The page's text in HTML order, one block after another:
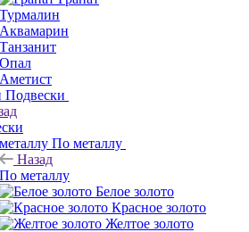
Турмалин
Аквамарин
Танзанит
Опал
Аметист
Подвески
По металлу
Назад
По металлу
Белое золото
Красное золото
Желтое золото